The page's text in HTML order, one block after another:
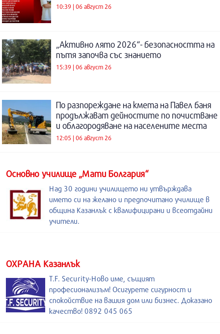
10:39 | 06 август 26
„Активно лято 2026“- безопасността на
пътя започва със знанието
15:39 | 06 август 26
По разпореждане на кмета на Павел баня
продължават дейностите по почистване
и облагородяване на населените места
12:05 | 06 август 26
Основно училище „Мати Болгария“
Над 30 години училището ни утвърждава
името си на желано и предпочитано училище в
община Казанлък с квалифицирани и всеотдайни
учители.
ОХРАНА Казанлък
T.F. Security-Ново име, същият
професионализъм! Осигурете сигурност и
спокойствие на вашия дом или бизнес. Доказано
качество! 0892 045 065